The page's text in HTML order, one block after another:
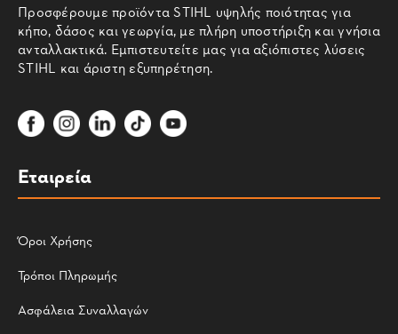
Προσφέρουμε προϊόντα STIHL υψηλής ποιότητας για
κήπο, δάσος και γεωργία, με πλήρη υποστήριξη και γνήσια
ανταλλακτικά. Εμπιστευτείτε μας για αξιόπιστες λύσεις
STIHL και άριστη εξυπηρέτηση.
Εταιρεία
Όροι Χρήσης
Τρόποι Πληρωμής
Ασφάλεια Συναλλαγών